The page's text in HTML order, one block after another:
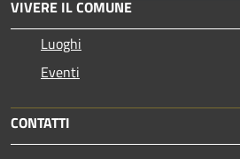
VIVERE IL COMUNE
Luoghi
Eventi
CONTATTI